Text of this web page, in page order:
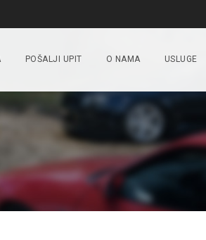
POŠALJI UPIT O NAMA USLUGE